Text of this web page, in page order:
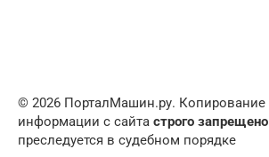
© 2026 ПорталМашин.ру. Копирование
информации с сайта строго запрещено
преследуется в судебном порядке